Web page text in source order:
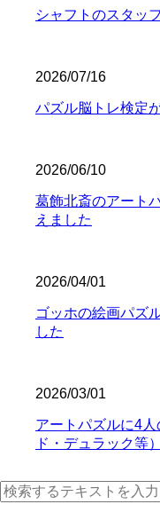
シャフトのスタッ
2026/07/16
パズル脳トレ検定
2026/06/10
葛飾北斎のアート
えました
2026/04/01
ゴッホの絵画パズ
した
2026/03/01
アートパズルに4
ド・デュラック等）